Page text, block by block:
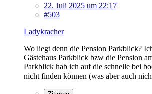
22. Juli 2025 um 22:17
#503
Ladykracher
Wo liegt denn die Pension Parkblick?
Gästehaus Parkblick bzw die Pension
Parkblick hab ich auf die schnelle bei
nicht finden können (was aber auch